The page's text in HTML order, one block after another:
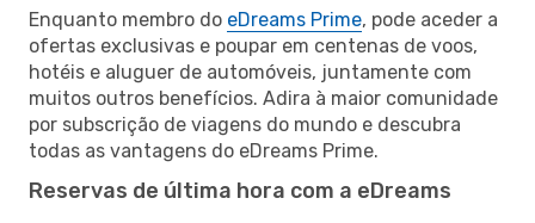
Enquanto membro do eDreams Prime, pode aceder a
ofertas exclusivas e poupar em centenas de voos,
hotéis e aluguer de automóveis, juntamente com
muitos outros benefícios. Adira à maior comunidade
por subscrição de viagens do mundo e descubra
todas as vantagens do eDreams Prime.
Reservas de última hora com a eDreams